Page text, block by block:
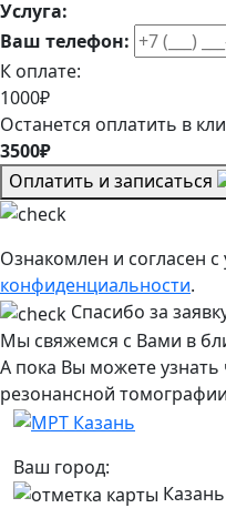
Услуга:
Ваш телефон:
К оплате:
1000₽
Останется оплатить в
3500₽
Оплатить и записаться
Ознакомлен и согласен
конфиденциальности.
Спасибо за
Мы свяжемся с Вами в
А пока Вы можете
резонансной
Ваш город: